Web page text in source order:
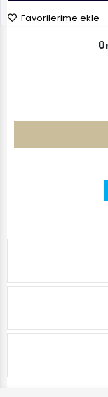
Favorilerime ekle